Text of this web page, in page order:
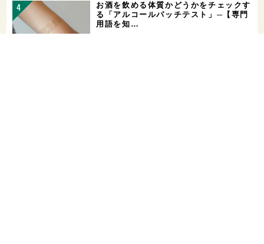
お酒を飲める体質かどうかをチェックす
る「アルコールパッチテスト」─【専門
用語を知…